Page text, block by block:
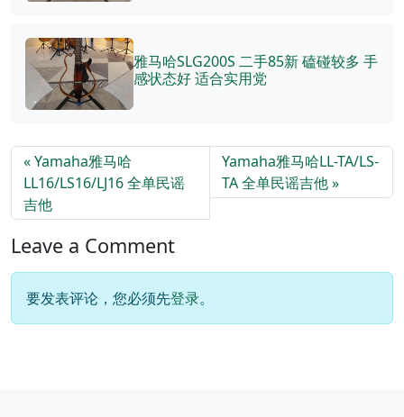
雅马哈SLG200S 二手85新 磕碰较多 手
感状态好 适合实用党
Yamaha雅马哈
LL16/LS16/LJ16 全单民谣
吉他
Yamaha雅马哈LL-TA/LS-
TA 全单民谣吉他
Leave a Comment
要发表评论，您必须先登录。